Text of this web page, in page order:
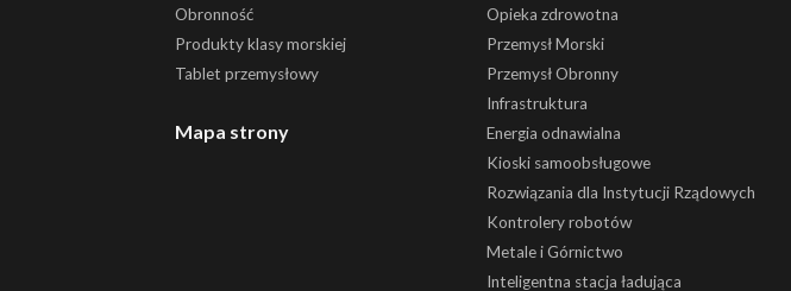
Obronność
Produkty klasy morskiej
Tablet przemysłowy
Mapa strony
Opieka zdrowotna
Przemysł Morski
Przemysł Obronny
Infrastruktura
Energia odnawialna
Kioski samoobsługowe
Rozwiązania dla Instytucji Rządowych
Kontrolery robotów
Metale i Górnictwo
Inteligentna stacja ładująca